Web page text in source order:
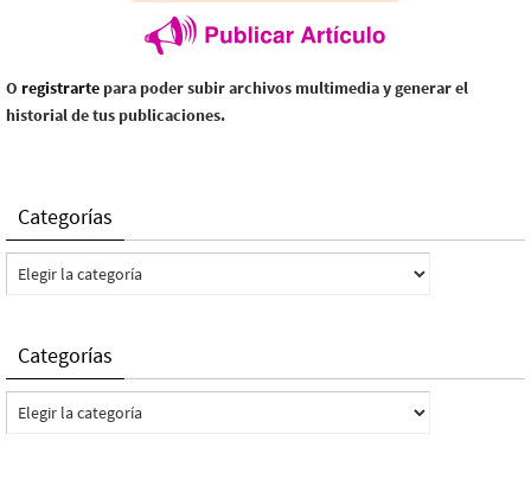
O registrarte para poder subir archivos multimedia y generar el
historial de tus publicaciones.
Categorías
Categorías
Categorías
Categorías